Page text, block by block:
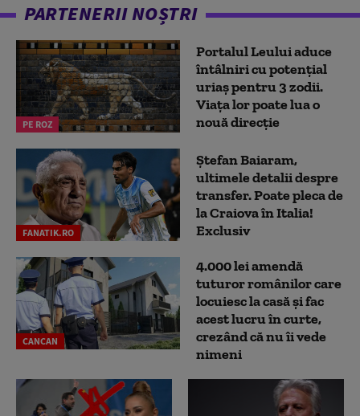
PARTENERII NOȘTRI
PE ROZ
Portalul Leului aduce
întâlniri cu potențial
uriaș pentru 3 zodii.
Viața lor poate lua o
nouă direcție
FANATIK.RO
Ștefan Baiaram,
ultimele detalii despre
transfer. Poate pleca de
la Craiova în Italia!
Exclusiv
CANCAN
4.000 lei amendă
tuturor românilor care
locuiesc la casă și fac
acest lucru în curte,
crezând că nu îi vede
nimeni